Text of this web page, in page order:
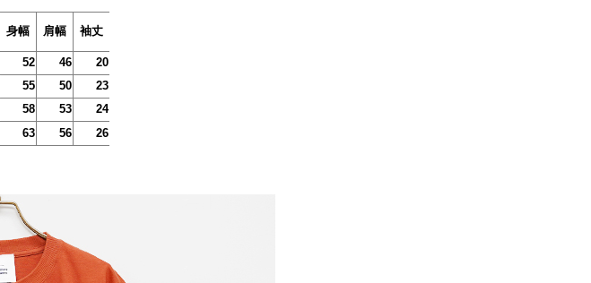
身幅 肩幅 袖丈
52 46
20
55 50
23
58 53
24
63 56 26